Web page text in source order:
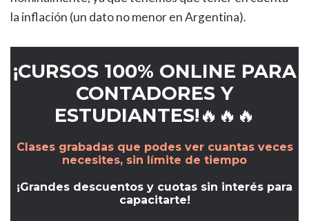
la inflación (un dato no menor en Argentina).
¡CURSOS 100% ONLINE PARA
CONTADORES Y
ESTUDIANTES!🔥🔥🔥
Clases grabadas que podes ver cuantas veces
necesites, sin límite de tiempo
¡Grandes descuentos y cuotas sin interés para
capacitarte!